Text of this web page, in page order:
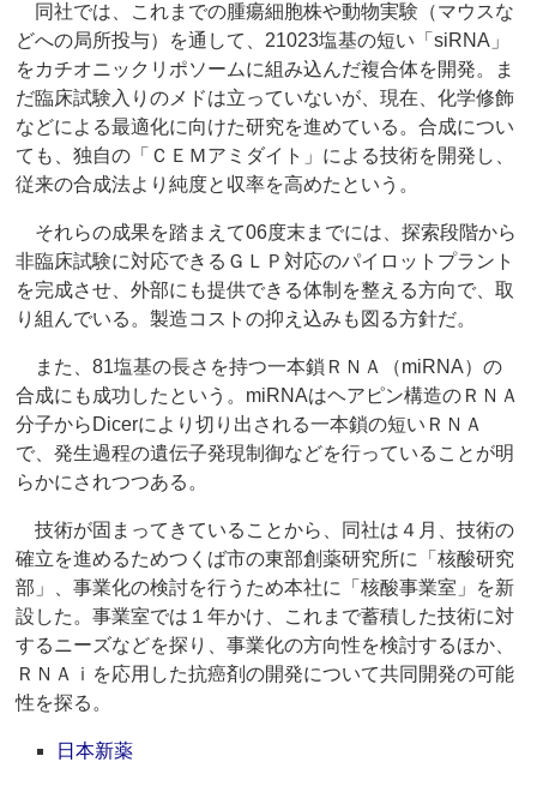
同社では、これまでの腫瘍細胞株や動物実験（マウスな
どへの局所投与）を通して、21023塩基の短い「siRNA」
をカチオニックリポソームに組み込んだ複合体を開発。ま
だ臨床試験入りのメドは立っていないが、現在、化学修飾
などによる最適化に向けた研究を進めている。合成につい
ても、独自の「ＣＥＭアミダイト」による技術を開発し、
従来の合成法より純度と収率を高めたという。
それらの成果を踏まえて06度末までには、探索段階から
非臨床試験に対応できるＧＬＰ対応のパイロットプラント
を完成させ、外部にも提供できる体制を整える方向で、取
り組んでいる。製造コストの抑え込みも図る方針だ。
また、81塩基の長さを持つ一本鎖ＲＮＡ（miRNA）の
合成にも成功したという。miRNAはヘアピン構造のＲＮＡ
分子からDicerにより切り出される一本鎖の短いＲＮＡ
で、発生過程の遺伝子発現制御などを行っていることが明
らかにされつつある。
技術が固まってきていることから、同社は４月、技術の
確立を進めるためつくば市の東部創薬研究所に「核酸研究
部」、事業化の検討を行うため本社に「核酸事業室」を新
設した。事業室では１年かけ、これまで蓄積した技術に対
するニーズなどを探り、事業化の方向性を検討するほか、
ＲＮＡｉを応用した抗癌剤の開発について共同開発の可能
性を探る。
日本新薬